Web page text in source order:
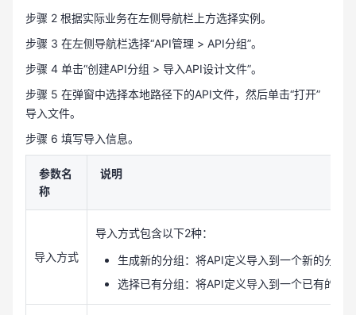
步骤 2 根据实际业务在左侧导航栏上方选择实例。
步骤 3 在左侧导航栏选择“API管理 > API分组”。
步骤 4 单击“创建API分组 > 导入API设计文件”。
步骤 5 在弹窗中选择本地路径下的API文件，然后单击“打开”
导入文件。
步骤 6 填写导入信息。
参数名
称
说明
导入方式
导入方式包含以下2种：
生成新的分组：将API定义导入到一个新的分组
选择已有分组：将API定义导入到一个已有的分